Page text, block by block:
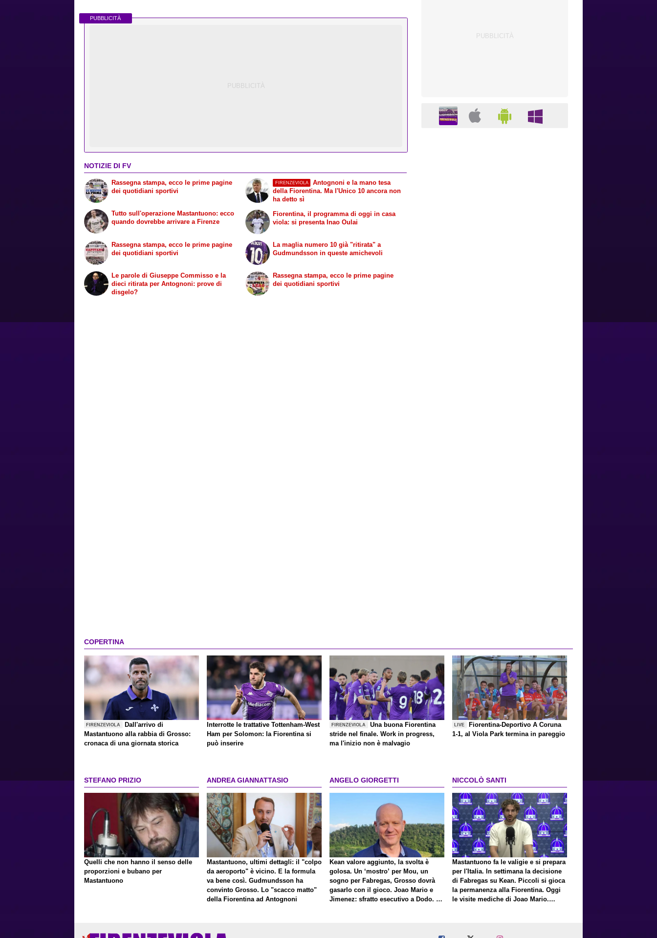
PUBBLICITÀ
NOTIZIE DI FV
Rassegna stampa, ecco le prime pagine
dei quotidiani sportivi
Tutto sull'operazione Mastantuono: ecco
quando dovrebbe arrivare a Firenze
FIRENZEVIOLA
Antognoni e la mano tesa
della Fiorentina. Ma l'Unico 10 ancora non
ha detto sì
Fiorentina, il programma di oggi in casa
viola: si presenta Inao Oulai
Rassegna stampa, ecco le prime pagine
dei quotidiani sportivi
Le parole di Giuseppe Commisso e la
dieci ritirata per Antognoni: prove di
disgelo?
La maglia numero 10 già "ritirata" a
Gudmundsson in queste amichevoli
Rassegna stampa, ecco le prime pagine
dei quotidiani sportivi
COPERTINA
FIRENZEVIOLA
Dall'arrivo di
Mastantuono alla rabbia di Grosso:
cronaca di una giornata storica
Interrotte le trattative Tottenham-West
Ham per Solomon: la Fiorentina si
può inserire
FIRENZEVIOLA
Una buona Fiorentina
stride nel finale. Work in progress,
ma l'inizio non è malvagio
LIVE
Fiorentina-Deportivo A Coruna
1-1, al Viola Park termina in pareggio
STEFANO PRIZIO
Quelli che non hanno il senso delle
proporzioni e bubano per
Mastantuono
ANDREA GIANNATTASIO
Mastantuono, ultimi dettagli: il "colpo
da aeroporto" è vicino. E la formula
va bene così. Gudmundsson ha
convinto Grosso. Lo "scacco matto"
della Fiorentina ad Antognoni
ANGELO GIORGETTI
Kean valore aggiunto, la svolta è
golosa. Un ‘mostro’ per Mou, un
sogno per Fabregas, Grosso dovrà
gasarlo con il gioco. Joao Mario e
Jimenez: sfratto esecutivo a Dodo. E
NICCOLÒ SANTI
Mastantuono fa le valigie e si prepara
per l'Italia. In settimana la decisione
di Fabregas su Kean. Piccoli si gioca
la permanenza alla Fiorentina. Oggi
le visite mediche di Joao Mario.